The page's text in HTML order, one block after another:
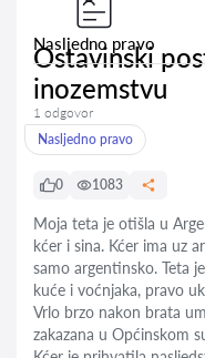
Nasljedno pravo
Ostavinski
inozemstvu
1 odgovor
Nasljedno pravo
0 1083
Moja teta je otišla u
kćer i sina. Kćer ima uz
samo argentinsko. Teta
kuće i voćnjaka, pravo
Vrlo brzo nakon brata
zakazana u Općinskom